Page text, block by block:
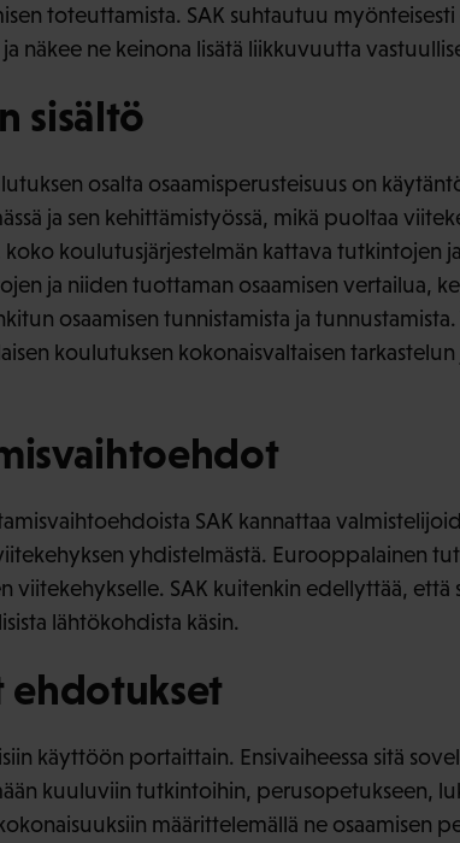
toteuttamista. SAK suhtautuu myönteisesti
näkee ne keinona lisätä liikkuvuutta
sisältö
osalta osaamisperusteisuus on
ja sen kehittämistyössä, mikä puoltaa
koulutusjärjestelmän kattava tutkintojen
ja niiden tuottaman osaamisen vertailua,
osaamisen tunnistamista ja
koulutuksen kokonaisvaltaisen
SAK kannattaa
yhdistelmästä. Eurooppalainen
viitekehykselle. SAK kuitenkin edellyttää, että
lähtökohdista käsin.
ehdotukset
käyttöön portaittain. Ensivaiheessa sitä
kuuluviin tutkintoihin, perusopetukseen,
määrittelemällä ne osaamisen